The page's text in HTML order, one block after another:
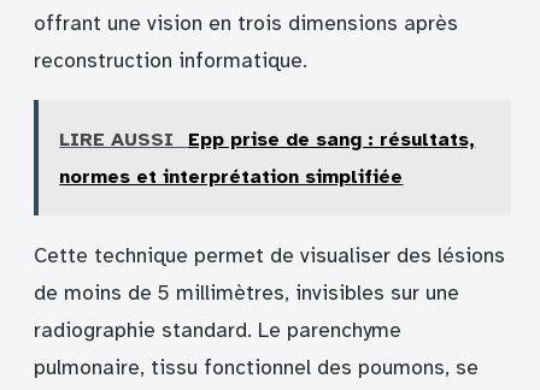
offrant une vision en trois dimensions après
reconstruction informatique.
LIRE AUSSI
Epp prise de sang : résultats,
normes et interprétation simplifiée
Cette technique permet de visualiser des lésions
de moins de 5 millimètres, invisibles sur une
radiographie standard. Le parenchyme
pulmonaire, tissu fonctionnel des poumons, se